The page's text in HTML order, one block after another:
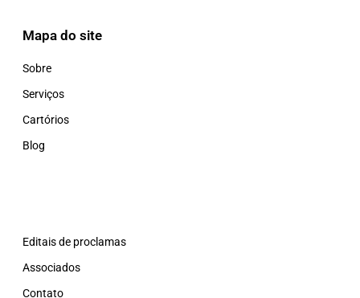
Mapa do site
Sobre
Serviços
Cartórios
Blog
Editais de proclamas
Associados
Contato